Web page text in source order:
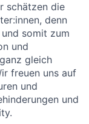
schätzen die
denn
somit zum
und
gleich
freuen uns auf
und
und